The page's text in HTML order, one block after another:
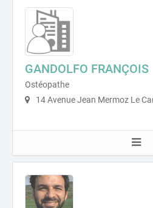
GANDOLFO FRANÇOIS
Ostéopathe
14 Avenue Jean Mermoz Le